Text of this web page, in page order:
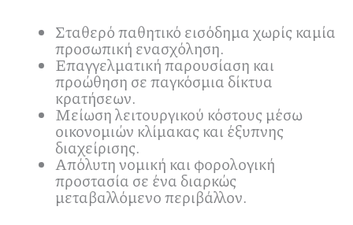
Σταθερό παθητικό εισόδημα χωρίς καμία
προσωπική ενασχόληση.
Επαγγελματική παρουσίαση και
προώθηση σε παγκόσμια δίκτυα
κρατήσεων.
Μείωση λειτουργικού κόστους μέσω
οικονομιών κλίμακας και έξυπνης
διαχείρισης.
Απόλυτη νομική και φορολογική
προστασία σε ένα διαρκώς
μεταβαλλόμενο περιβάλλον.